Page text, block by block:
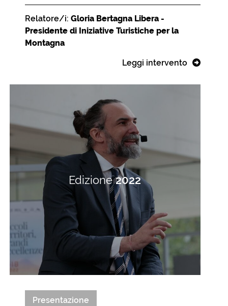
Relatore/i: Gloria Bertagna Libera -
Presidente di Iniziative Turistiche per la
Montagna
Leggi intervento
Edizione2022
Presentazione